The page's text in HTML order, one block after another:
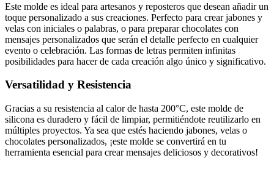
Este molde es ideal para artesanos y reposteros que desean añadir un
toque personalizado a sus creaciones. Perfecto para crear jabones y
velas con iniciales o palabras, o para preparar chocolates con
mensajes personalizados que serán el detalle perfecto en cualquier
evento o celebración. Las formas de letras permiten infinitas
posibilidades para hacer de cada creación algo único y significativo.
Versatilidad y Resistencia
Gracias a su resistencia al calor de hasta 200°C, este molde de
silicona es duradero y fácil de limpiar, permitiéndote reutilizarlo en
múltiples proyectos. Ya sea que estés haciendo jabones, velas o
chocolates personalizados, ¡este molde se convertirá en tu
herramienta esencial para crear mensajes deliciosos y decorativos!